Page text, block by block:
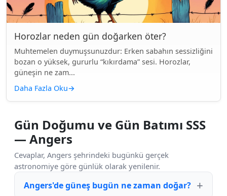
Horozlar neden gün doğarken öter?
Muhtemelen duymuşsunuzdur: Erken sabahın sessizliğini
bozan o yüksek, gururlu “kıkırdama” sesi. Horozlar,
güneşin ne zam...
Daha Fazla Oku→
Gün Doğumu ve Gün Batımı SSS
— Angers
Cevaplar, Angers şehrindeki bugünkü gerçek
astronomiye göre günlük olarak yenilenir.
Angers'de güneş bugün ne zaman doğar?